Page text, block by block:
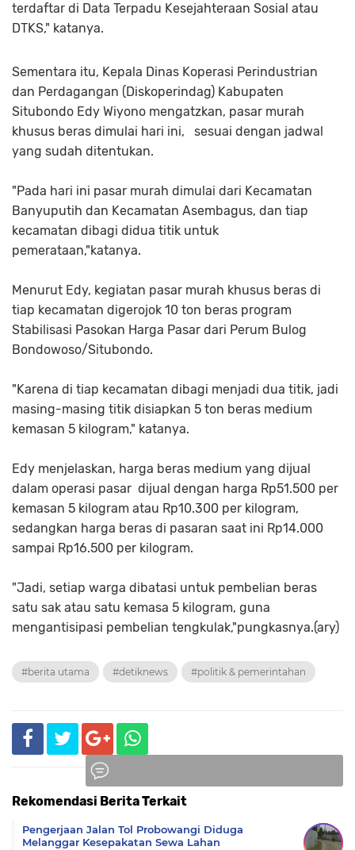
terdaftar di Data Terpadu Kesejahteraan Sosial atau
DTKS," katanya.
Sementara itu, Kepala Dinas Koperasi Perindustrian
dan Perdagangan (Diskoperindag) Kabupaten
Situbondo Edy Wiyono mengatzkan, pasar murah
khusus beras dimulai hari ini, sesuai dengan jadwal
yang sudah ditentukan.
"Pada hari ini pasar murah dimulai dari Kecamatan
Banyuputih dan Kecamatan Asembagus, dan tiap
kecamatan dibagi didua titik untuk
pemerataan,"katanya.
Menurut Edy, kegiatan pasar murah khusus beras di
tiap kecamatan digerojok 10 ton beras program
Stabilisasi Pasokan Harga Pasar dari Perum Bulog
Bondowoso/Situbondo.
"Karena di tiap kecamatan dibagi menjadi dua titik, jadi
masing-masing titik disiapkan 5 ton beras medium
kemasan 5 kilogram," katanya.
Edy menjelaskan, harga beras medium yang dijual
dalam operasi pasar dijual dengan harga Rp51.500 per
kemasan 5 kilogram atau Rp10.300 per kilogram,
sedangkan harga beras di pasaran saat ini Rp14.000
sampai Rp16.500 per kilogram.
"Jadi, setiap warga dibatasi untuk pembelian beras
satu sak atau satu kemasa 5 kilogram, guna
mengantisipasi pembelian tengkulak,"pungkasnya.(ary)
#berita utama #detiknews #politik & pemerintahan
Rekomendasi Berita Terkait
Pengerjaan Jalan Tol Probowangi Diduga
Melanggar Kesepakatan Sewa Lahan